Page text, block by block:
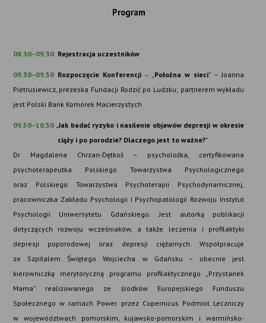
for:
Program
08.30–09.30 Rejestracja uczestników
09.30–09.50 Rozpoczęcie Konferencji –„ Położna w sieci” – Joanna
Pietrusiewicz, prezeska Fundacji Rodzić po Ludzku; partnerem wykładu
jest Polski Bank Komórek Macierzystych
09.50–10.50 „Jak badać ryzyko i nasilenie objawów depresji w okresie
ciąży i po porodzie? Dlaczego jest to ważne?”
Dr Magdalena Chrzan-Dętkoś – psycholożka, certyfikowana
psychoterapeutka Polskiego Towarzystwa Psychologicznego
oraz Polskiego Towarzystwa Psychoterapii Psychodynamicznej,
pracowniczka Zakładu Psychologii i Psychopatologii Rozwoju Instytut
Psychologii Uniwersytetu Gdańskiego. Jest autorką publikacji
dotyczących rozwoju wcześniaków, a także leczenia i profilaktyki
depresji poporodowej oraz depresji ciężarnych. Współpracuje
ze Szpitalem Świętego Wojciecha w Gdańsku – obecnie jest
kierowniczką merytoryczną programu profilaktycznego „Przystanek
Mama” realizowanego ze środków Europejskiego Funduszu
Społecznego w ramach Power przez Copernicus Podmiot Leczniczy
w województwach pomorskim, kujawsko-pomorskim i warmińsko-